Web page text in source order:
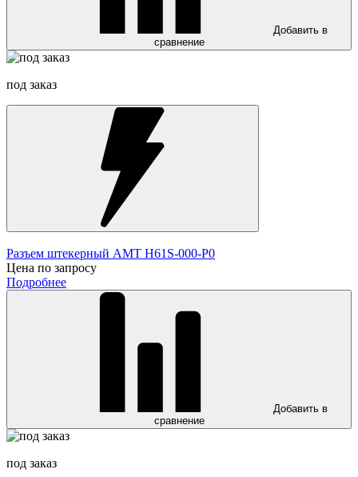
Добавить в
сравнение
под заказ
Разъем штекерный AMT H61S-000-P0
Цена по запросу
Подробнее
Добавить в
сравнение
под заказ